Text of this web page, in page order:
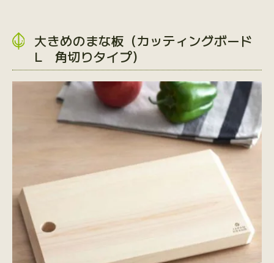
大きめのまな板（カッティングボード
L 角切りタイプ）